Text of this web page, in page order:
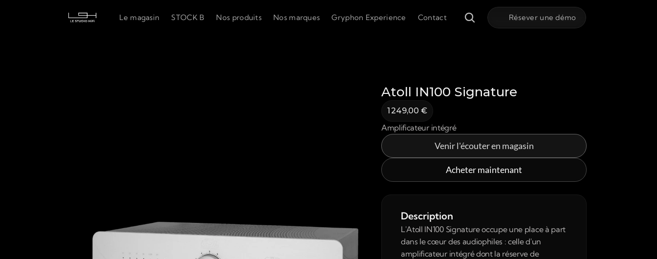
Atoll IN100 Signature
1 249,00 €
Amplificateur intégré
Venir l'écouter en magasin
Acheter maintenant
Description
L'Atoll IN100 Signature occupe une place à part
dans le cœur des audiophiles : celle d'un
amplificateur intégré dont la réserve de
Le magasin STOCK B Nos produits Nos marques Gryphon Experience Contact Résever une démo